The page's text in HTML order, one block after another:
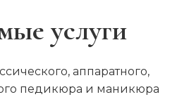
услуги
аппаратного,
педикюра и маникюра